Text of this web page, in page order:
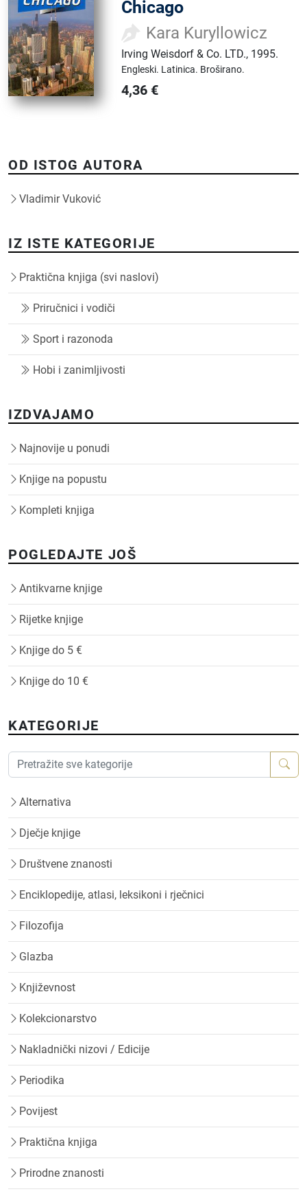
Chicago
Kara Kuryllowicz
Irving Weisdorf & Co. LTD., 1995.
Engleski. Latinica. Broširano.
4,36 €
OD ISTOG AUTORA
Vladimir Vuković
IZ ISTE KATEGORIJE
Praktična knjiga (svi naslovi)
Priručnici i vodiči
Sport i razonoda
Hobi i zanimljivosti
IZDVAJAMO
Najnovije u ponudi
Knjige na popustu
Kompleti knjiga
POGLEDAJTE JOŠ
Antikvarne knjige
Rijetke knjige
Knjige do 5 €
Knjige do 10 €
KATEGORIJE
Alternativa
Dječje knjige
Društvene znanosti
Enciklopedije, atlasi, leksikoni i rječnici
Filozofija
Glazba
Književnost
Kolekcionarstvo
Nakladnički nizovi / Edicije
Periodika
Povijest
Praktična knjiga
Prirodne znanosti